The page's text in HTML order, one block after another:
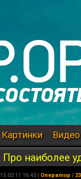
Картинки Видео
Про наиболее
15.03.11 16:43 | Onepamop |